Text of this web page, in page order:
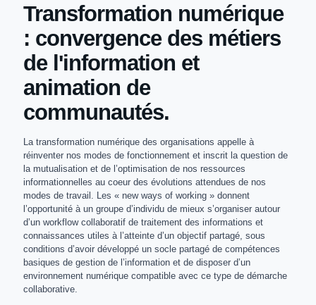
Transformation numérique
: convergence des métiers
de l'information et
animation de
communautés.
La transformation numérique des organisations appelle à
réinventer nos modes de fonctionnement et inscrit la question de
la mutualisation et de l’optimisation de nos ressources
informationnelles au coeur des évolutions attendues de nos
modes de travail. Les « new ways of working » donnent
l’opportunité à un groupe d’individu de mieux s’organiser autour
d’un workflow collaboratif de traitement des informations et
connaissances utiles à l’atteinte d’un objectif partagé, sous
conditions d’avoir développé un socle partagé de compétences
basiques de gestion de l’information et de disposer d’un
environnement numérique compatible avec ce type de démarche
collaborative.